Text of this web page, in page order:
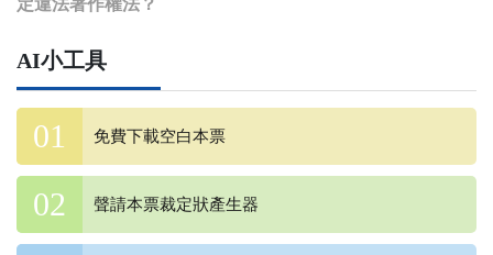
定違法著作權法？
AI小工具
免費下載空白本票
聲請本票裁定狀產生器